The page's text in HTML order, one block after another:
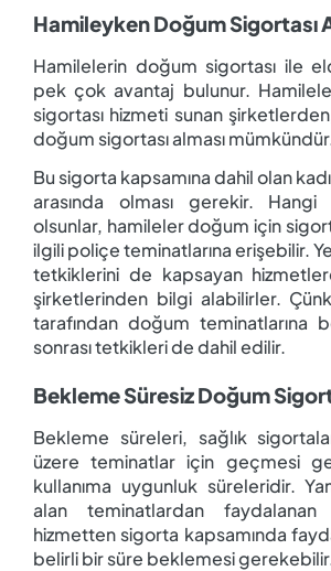
Hamileyken Doğum Sigortası
Hamilelerin doğum sigortası ile
pek çok avantaj bulunur.
sigortası hizmeti sunan
doğum sigortası alması
Bu sigorta kapsamına dahil olan
arasında olması gerekir.
olsunlar, hamileler doğum için
ilgili poliçe teminatlarına erişebilir.
tetkiklerini de kapsayan
şirketlerinden bilgi alabilirler.
tarafından doğum teminatlarına
sonrası tetkikleri de dahil edilir.
Bekleme Süresiz Doğum
Bekleme süreleri, sağlık
üzere teminatlar için geçmesi
kullanıma uygunluk süreleridir.
alan teminatlardan faydalanan
hizmetten sigorta kapsamında
belirli bir süre beklemesi